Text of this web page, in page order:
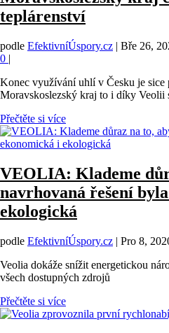
teplárenství
podle EfektivníÚspory.cz | Bře 26,
0 |
Konec využívání uhlí v Česku je sice
Moravskoslezský kraj to i díky Veolii
Přečtěte si více
VEOLIA: Klademe
navrhovaná řešení
ekologická
podle EfektivníÚspory.cz | Pro 8,
Veolia dokáže snížit energetickou
všech dostupných zdrojů
Přečtěte si více